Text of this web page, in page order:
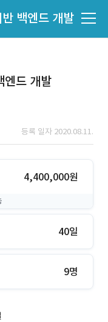
백엔드 개발
엔드 개발
등록 일자 2020.08.11.
4,400,000원
40일
9명